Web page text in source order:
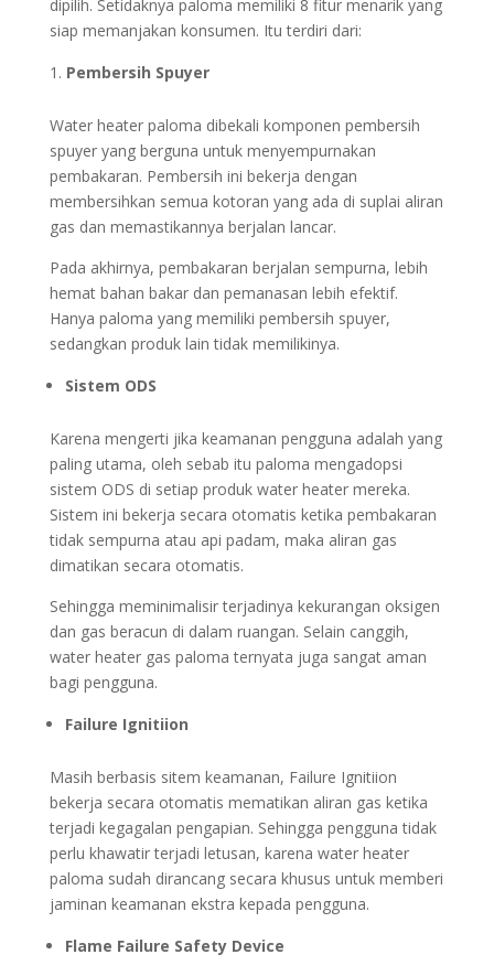
dipilih. Setidaknya paloma memiliki 8 fitur menarik yang
siap memanjakan konsumen. Itu terdiri dari:
Pembersih Spuyer
Water heater paloma dibekali komponen pembersih
spuyer yang berguna untuk menyempurnakan
pembakaran. Pembersih ini bekerja dengan
membersihkan semua kotoran yang ada di suplai aliran
gas dan memastikannya berjalan lancar.
Pada akhirnya, pembakaran berjalan sempurna, lebih
hemat bahan bakar dan pemanasan lebih efektif.
Hanya paloma yang memiliki pembersih spuyer,
sedangkan produk lain tidak memilikinya.
Sistem ODS
Karena mengerti jika keamanan pengguna adalah yang
paling utama, oleh sebab itu paloma mengadopsi
sistem ODS di setiap produk water heater mereka.
Sistem ini bekerja secara otomatis ketika pembakaran
tidak sempurna atau api padam, maka aliran gas
dimatikan secara otomatis.
Sehingga meminimalisir terjadinya kekurangan oksigen
dan gas beracun di dalam ruangan. Selain canggih,
water heater gas paloma ternyata juga sangat aman
bagi pengguna.
Failure Ignitiion
Masih berbasis sitem keamanan, Failure Ignitiion
bekerja secara otomatis mematikan aliran gas ketika
terjadi kegagalan pengapian. Sehingga pengguna tidak
perlu khawatir terjadi letusan, karena water heater
paloma sudah dirancang secara khusus untuk memberi
jaminan keamanan ekstra kepada pengguna.
Flame Failure Safety Device